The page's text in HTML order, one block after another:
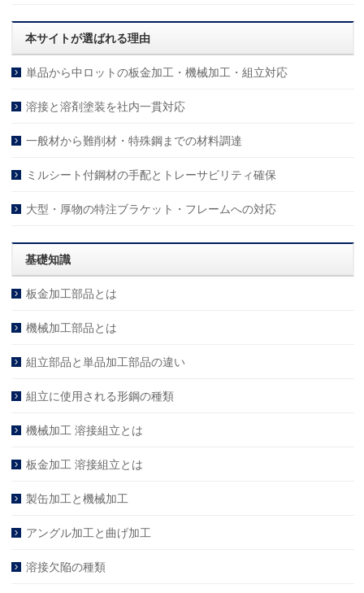
本サイトが選ばれる理由
単品から中ロットの板金加工・機械加工・組立対応
溶接と溶剤塗装を社内一貫対応
一般材から難削材・特殊鋼までの材料調達
ミルシート付鋼材の手配とトレーサビリティ確保
大型・厚物の特注ブラケット・フレームへの対応
基礎知識
板金加工部品とは
機械加工部品とは
組立部品と単品加工部品の違い
組立に使用される形鋼の種類
機械加工 溶接組立とは
板金加工 溶接組立とは
製缶加工と機械加工
アングル加工と曲げ加工
溶接欠陥の種類